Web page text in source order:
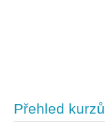
Přehled kurzů